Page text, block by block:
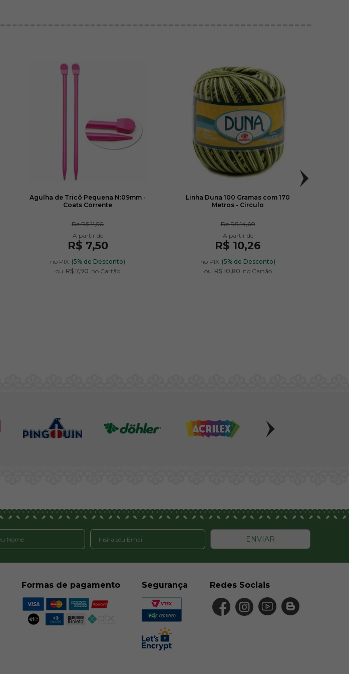
Agulha de Tricô Pequena N:09mm -
Coats Corrente
DeR$ 11,50
R$ 7,50
no PIX (5% de Desconto)
ou R$ 7,90 no Cartão
Linha Duna 100 Gramas com 170
Metros - Circulo
DeR$ 14,60
R$ 10,26
no PIX (5% de Desconto)
ou R$ 10,80 no Cartão
ENVIAR
Formas de pagamento Segurança Redes Sociais